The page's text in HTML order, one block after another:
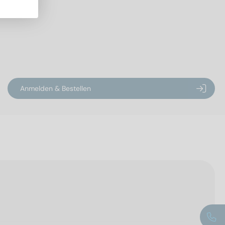
Anmelden & Bestellen